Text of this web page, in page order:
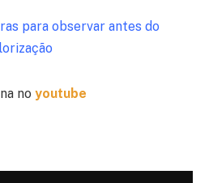
para observar antes do
no youtube